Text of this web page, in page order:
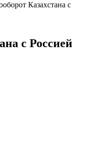
Казахстана с
с Россией